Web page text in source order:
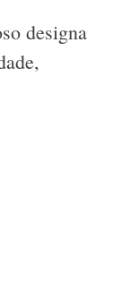
designa